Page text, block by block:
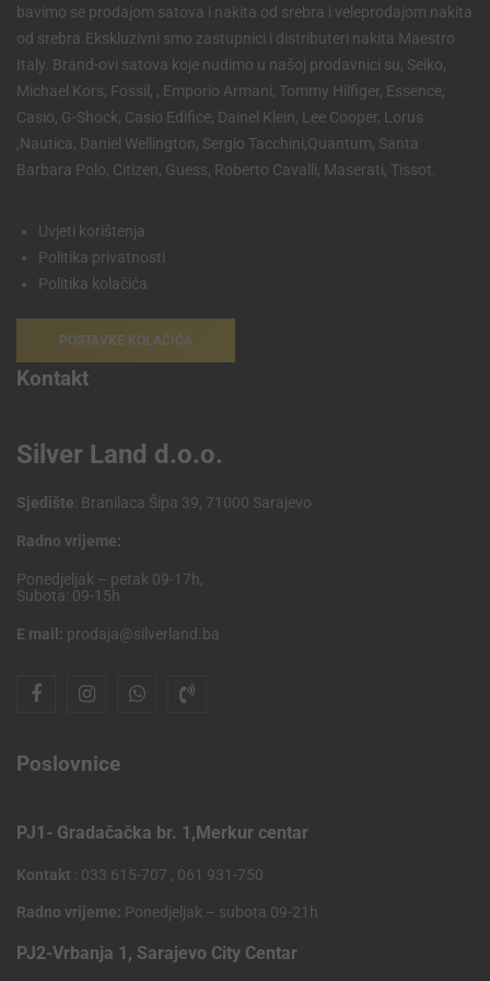
bavimo se prodajom satova i nakita od srebra i veleprodajom nakita
od srebra.Ekskluzivni smo zastupnici i distributeri nakita Maestro
Italy. Brand-ovi satova koje nudimo u našoj prodavnici su, Seiko,
Michael Kors, Fossil, , Emporio Armani, Tommy Hilfiger, Essence,
Casio, G-Shock, Casio Edifice, Dainel Klein, Lee Cooper, Lorus
,Nautica, Daniel Wellington, Sergio Tacchini,Quantum, Santa
Barbara Polo, Citizen, Guess, Roberto Cavalli, Maserati, Tissot.
Uvjeti korištenja
Politika privatnosti
Politika kolačića
POSTAVKE KOLAČIĆA
Kontakt
Silver Land d.o.o.
Sjedište: Branilaca Šipa 39, 71000 Sarajevo
Radno vrijeme:
Ponedjeljak – petak 09-17h,
Subota: 09-15h
E mail: prodaja@silverland.ba
Poslovnice
PJ1- Gradačačka br. 1,Merkur centar
Kontakt : 033 615-707 , 061 931-750
Radno vrijeme: Ponedjeljak – subota 09-21h
PJ2-Vrbanja 1, Sarajevo City Centar